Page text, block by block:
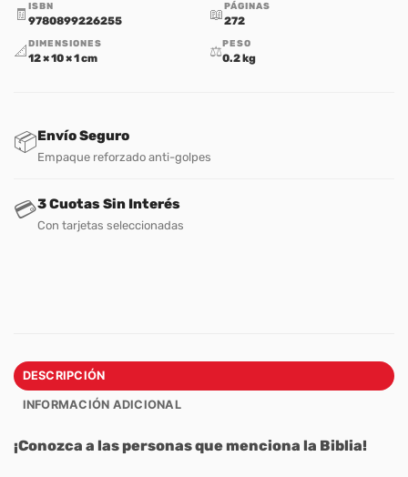
🧾 ISBN
9780899226255 📖PÁGINAS
272
📐 DIMENSIONES
12 × 10 × 1 cm ⚖️PESO
0.2 kg
📦Envío Seguro
Empaque reforzado anti-golpes
💳3 Cuotas Sin Interés
Con tarjetas seleccionadas
DESCRIPCIÓN
INFORMACIÓN ADICIONAL
¡Conozca a las personas que menciona la Biblia!